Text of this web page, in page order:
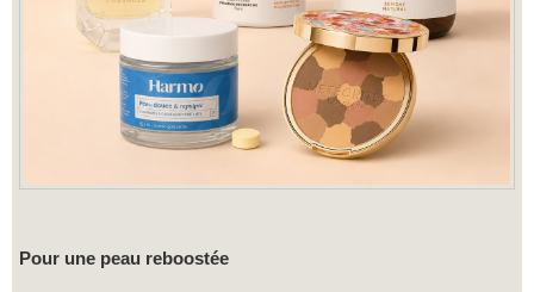
Pour une peau reboostée